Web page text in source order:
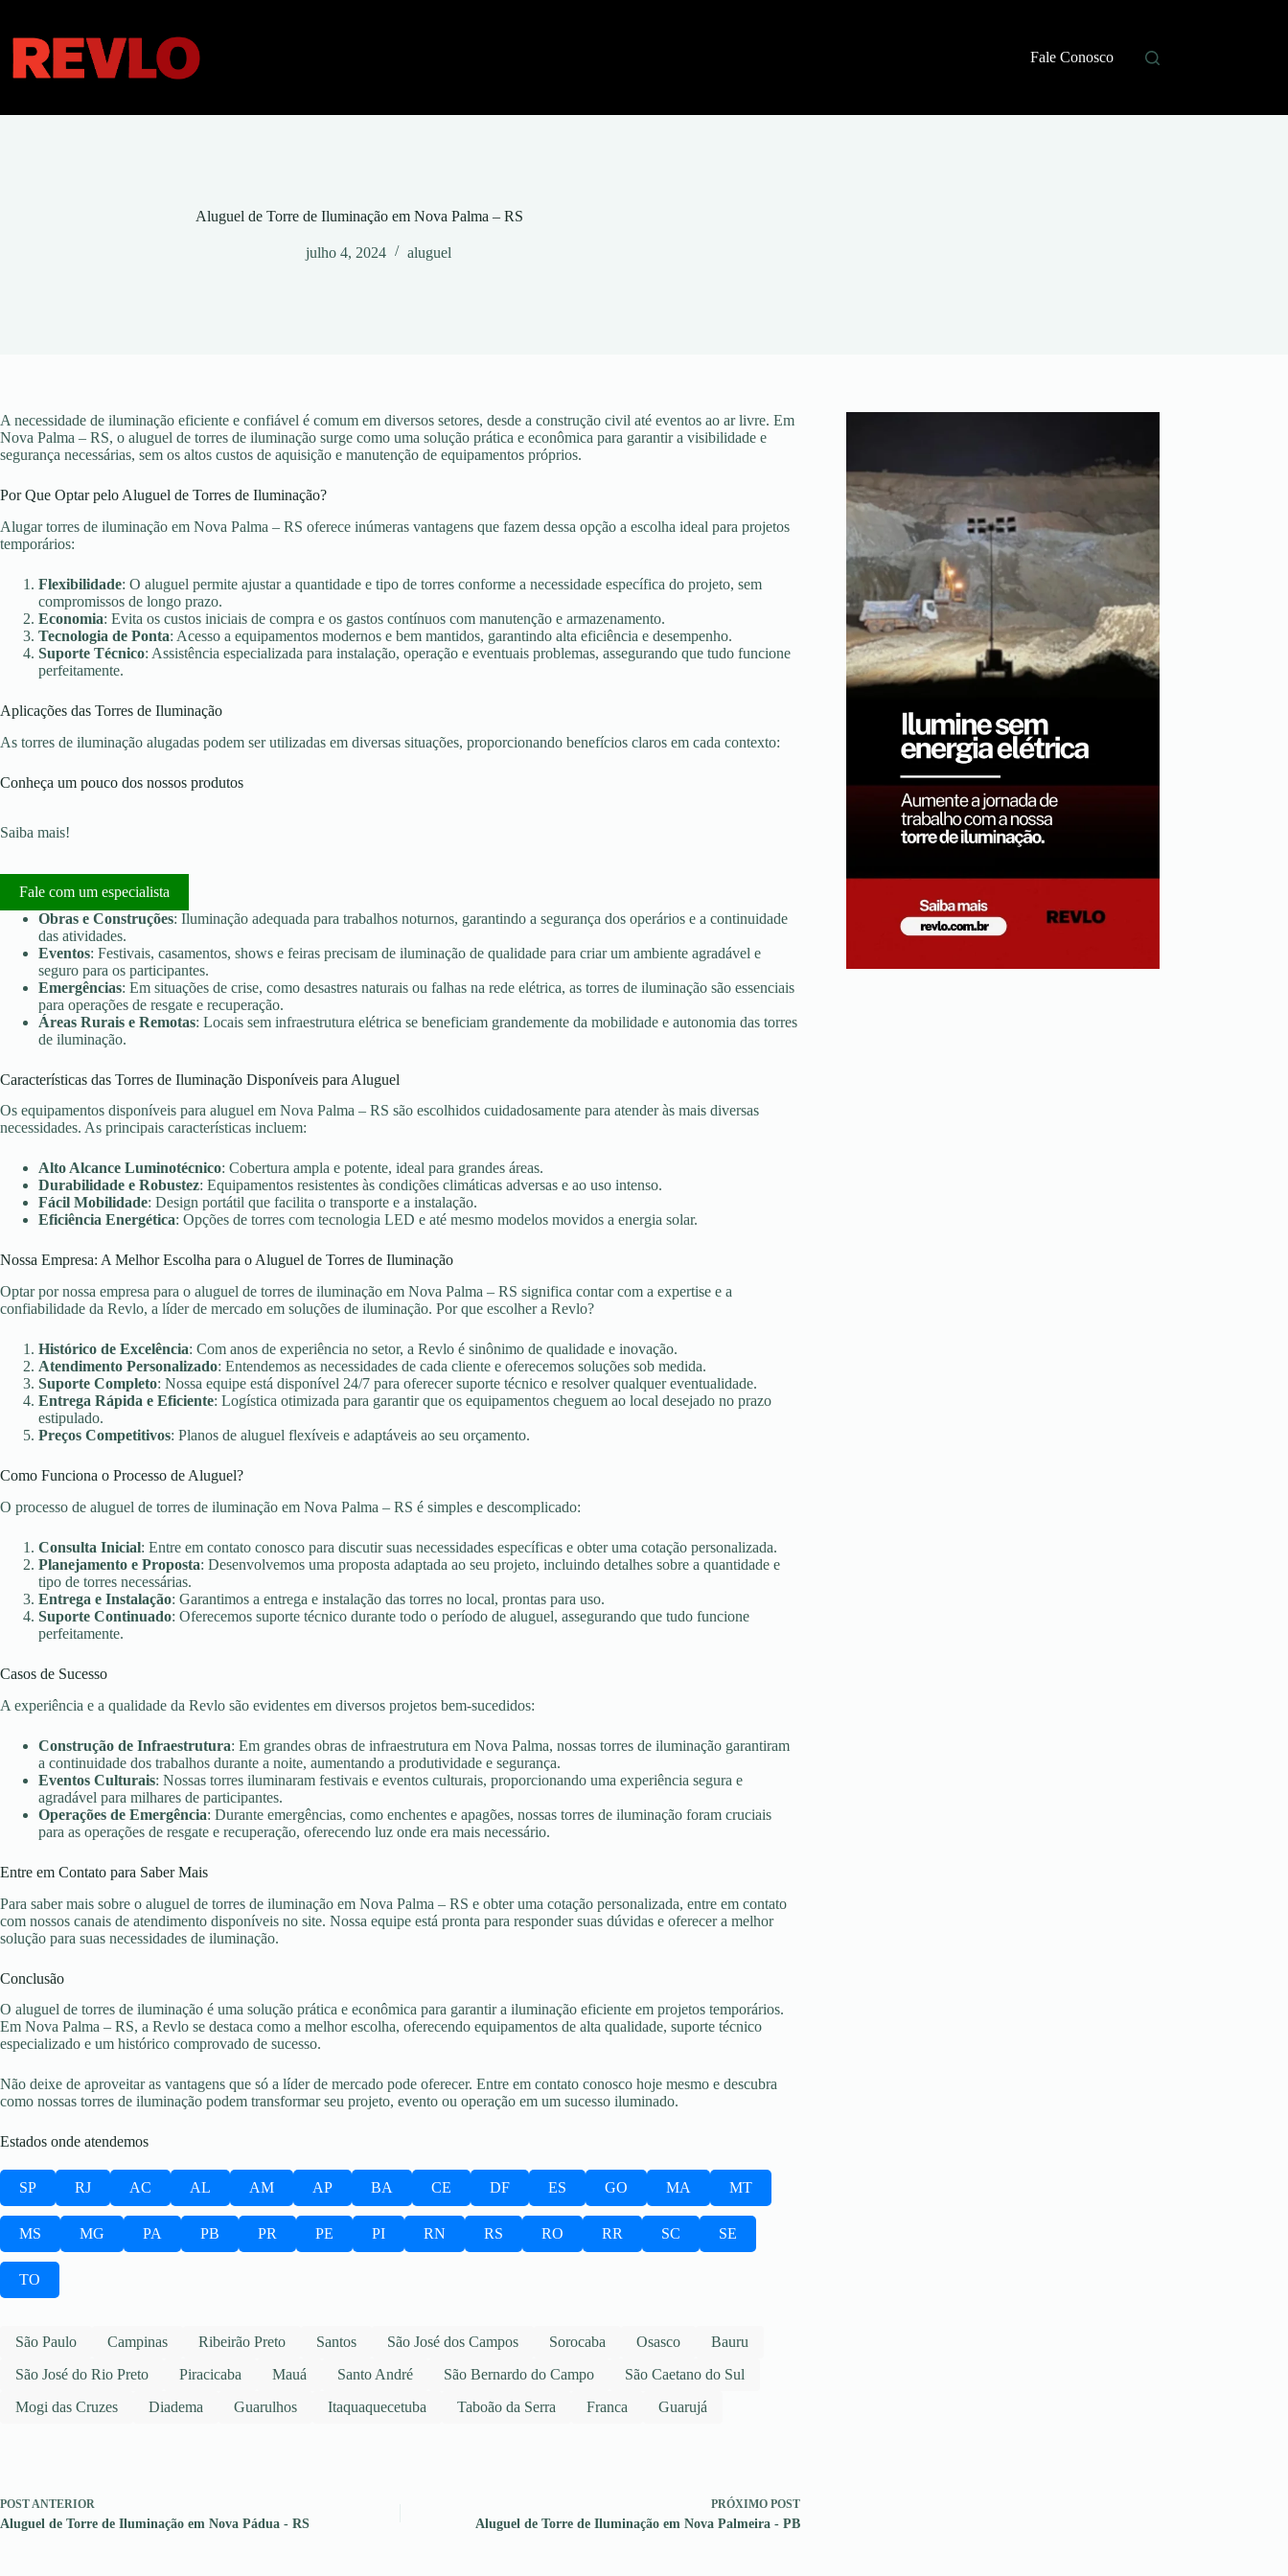
conteúdo
Fale Conosco
Aluguel de Torre de Iluminação em Nova Palma – RS
julho 4, 2024 aluguel
A necessidade de iluminação eficiente e confiável é comum em diversos setores, desde a construção civil até eventos ao ar livre. Em
Nova Palma – RS, o aluguel de torres de iluminação surge como uma solução prática e econômica para garantir a visibilidade e
segurança necessárias, sem os altos custos de aquisição e manutenção de equipamentos próprios.
Por Que Optar pelo Aluguel de Torres de Iluminação?
Alugar torres de iluminação em Nova Palma – RS oferece inúmeras vantagens que fazem dessa opção a escolha ideal para projetos
temporários:
Flexibilidade: O aluguel permite ajustar a quantidade e tipo de torres conforme a necessidade específica do projeto, sem
compromissos de longo prazo.
Economia: Evita os custos iniciais de compra e os gastos contínuos com manutenção e armazenamento.
Tecnologia de Ponta: Acesso a equipamentos modernos e bem mantidos, garantindo alta eficiência e desempenho.
Suporte Técnico: Assistência especializada para instalação, operação e eventuais problemas, assegurando que tudo funcione
perfeitamente.
Aplicações das Torres de Iluminação
As torres de iluminação alugadas podem ser utilizadas em diversas situações, proporcionando benefícios claros em cada contexto:
Conheça um pouco dos nossos produtos
Saiba mais!
Fale com um especialista
Obras e Construções: Iluminação adequada para trabalhos noturnos, garantindo a segurança dos operários e a continuidade
das atividades.
Eventos: Festivais, casamentos, shows e feiras precisam de iluminação de qualidade para criar um ambiente agradável e
seguro para os participantes.
Emergências: Em situações de crise, como desastres naturais ou falhas na rede elétrica, as torres de iluminação são essenciais
para operações de resgate e recuperação.
Áreas Rurais e Remotas: Locais sem infraestrutura elétrica se beneficiam grandemente da mobilidade e autonomia das torres
de iluminação.
Características das Torres de Iluminação Disponíveis para Aluguel
Os equipamentos disponíveis para aluguel em Nova Palma – RS são escolhidos cuidadosamente para atender às mais diversas
necessidades. As principais características incluem:
Alto Alcance Luminotécnico: Cobertura ampla e potente, ideal para grandes áreas.
Durabilidade e Robustez: Equipamentos resistentes às condições climáticas adversas e ao uso intenso.
Fácil Mobilidade: Design portátil que facilita o transporte e a instalação.
Eficiência Energética: Opções de torres com tecnologia LED e até mesmo modelos movidos a energia solar.
Nossa Empresa: A Melhor Escolha para o Aluguel de Torres de Iluminação
Optar por nossa empresa para o aluguel de torres de iluminação em Nova Palma – RS significa contar com a expertise e a
confiabilidade da Revlo, a líder de mercado em soluções de iluminação. Por que escolher a Revlo?
Histórico de Excelência: Com anos de experiência no setor, a Revlo é sinônimo de qualidade e inovação.
Atendimento Personalizado: Entendemos as necessidades de cada cliente e oferecemos soluções sob medida.
Suporte Completo: Nossa equipe está disponível 24/7 para oferecer suporte técnico e resolver qualquer eventualidade.
Entrega Rápida e Eficiente: Logística otimizada para garantir que os equipamentos cheguem ao local desejado no prazo
estipulado.
Preços Competitivos: Planos de aluguel flexíveis e adaptáveis ao seu orçamento.
Como Funciona o Processo de Aluguel?
O processo de aluguel de torres de iluminação em Nova Palma – RS é simples e descomplicado:
Consulta Inicial: Entre em contato conosco para discutir suas necessidades específicas e obter uma cotação personalizada.
Planejamento e Proposta: Desenvolvemos uma proposta adaptada ao seu projeto, incluindo detalhes sobre a quantidade e
tipo de torres necessárias.
Entrega e Instalação: Garantimos a entrega e instalação das torres no local, prontas para uso.
Suporte Continuado: Oferecemos suporte técnico durante todo o período de aluguel, assegurando que tudo funcione
perfeitamente.
Casos de Sucesso
A experiência e a qualidade da Revlo são evidentes em diversos projetos bem-sucedidos:
Construção de Infraestrutura: Em grandes obras de infraestrutura em Nova Palma, nossas torres de iluminação garantiram
a continuidade dos trabalhos durante a noite, aumentando a produtividade e segurança.
Eventos Culturais: Nossas torres iluminaram festivais e eventos culturais, proporcionando uma experiência segura e
agradável para milhares de participantes.
Operações de Emergência: Durante emergências, como enchentes e apagões, nossas torres de iluminação foram cruciais
para as operações de resgate e recuperação, oferecendo luz onde era mais necessário.
Entre em Contato para Saber Mais
Para saber mais sobre o aluguel de torres de iluminação em Nova Palma – RS e obter uma cotação personalizada, entre em contato
com nossos canais de atendimento disponíveis no site. Nossa equipe está pronta para responder suas dúvidas e oferecer a melhor
solução para suas necessidades de iluminação.
Conclusão
O aluguel de torres de iluminação é uma solução prática e econômica para garantir a iluminação eficiente em projetos temporários.
Em Nova Palma – RS, a Revlo se destaca como a melhor escolha, oferecendo equipamentos de alta qualidade, suporte técnico
especializado e um histórico comprovado de sucesso.
Não deixe de aproveitar as vantagens que só a líder de mercado pode oferecer. Entre em contato conosco hoje mesmo e descubra
como nossas torres de iluminação podem transformar seu projeto, evento ou operação em um sucesso iluminado.
Estados onde atendemos
SP RJ AC AL AM AP BA CE DF ES GO MA MT
MS MG PA PB PR PE PI RN RS RO RR SC SE
TO
São Paulo Campinas Ribeirão Preto Santos São José dos Campos Sorocaba Osasco
Bauru
São José do Rio Preto
Piracicaba Mauá Santo André São Bernardo do Campo
São Caetano do Sul
Mogi das Cruzes
Diadema Guarulhos Itaquaquecetuba Taboão da Serra Franca Guarujá
POSTANTERIOR
Aluguel de Torre de Iluminação em Nova Pádua - RS
PRÓXIMO POST
Aluguel de Torre de Iluminação em Nova Palmeira - PB